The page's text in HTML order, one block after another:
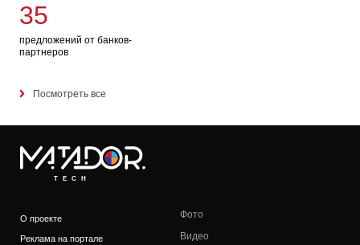
35
предложений от банков-
партнеров
Посмотреть все
TECH
О проекте
Реклама на портале
Фото
Видео